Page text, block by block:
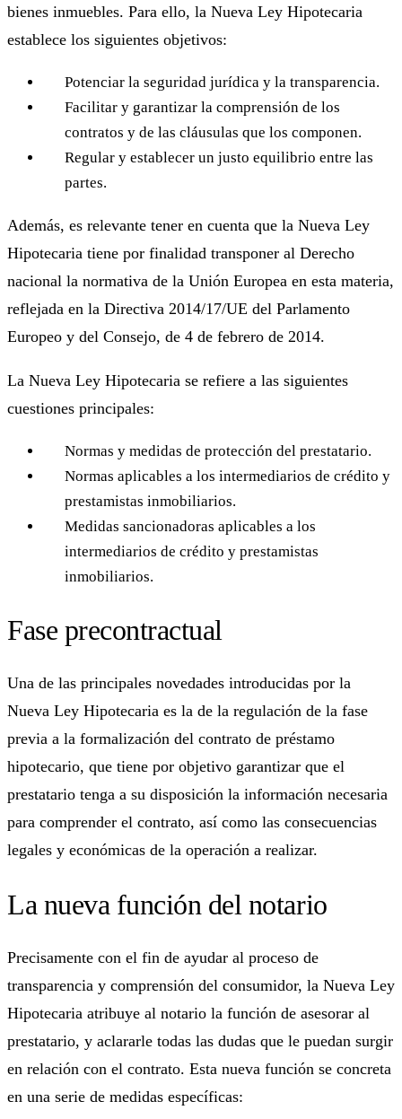
bienes inmuebles. Para ello, la Nueva Ley Hipotecaria
establece los siguientes objetivos:
Potenciar la seguridad jurídica y la transparencia.
Facilitar y garantizar la comprensión de los
contratos y de las cláusulas que los componen.
Regular y establecer un justo equilibrio entre las
partes.
Además, es relevante tener en cuenta que la Nueva Ley
Hipotecaria tiene por finalidad transponer al Derecho
nacional la normativa de la Unión Europea en esta materia,
reflejada en la Directiva 2014/17/UE del Parlamento
Europeo y del Consejo, de 4 de febrero de 2014.
La Nueva Ley Hipotecaria se refiere a las siguientes
cuestiones principales:
Normas y medidas de protección del prestatario.
Normas aplicables a los intermediarios de crédito y
prestamistas inmobiliarios.
Medidas sancionadoras aplicables a los
intermediarios de crédito y prestamistas
inmobiliarios.
Fase precontractual
Una de las principales novedades introducidas por la
Nueva Ley Hipotecaria es la de la regulación de la fase
previa a la formalización del contrato de préstamo
hipotecario, que tiene por objetivo garantizar que el
prestatario tenga a su disposición la información necesaria
para comprender el contrato, así como las consecuencias
legales y económicas de la operación a realizar.
La nueva función del notario
Precisamente con el fin de ayudar al proceso de
transparencia y comprensión del consumidor, la Nueva Ley
Hipotecaria atribuye al notario la función de asesorar al
prestatario, y aclararle todas las dudas que le puedan surgir
en relación con el contrato. Esta nueva función se concreta
en una serie de medidas específicas: